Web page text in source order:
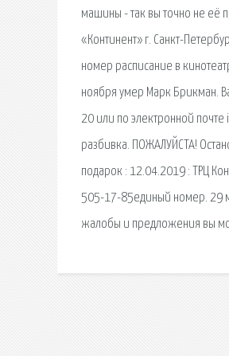
машины - так вы точно не её
«Континент» г. Санкт-
номер расписание в
ноября умер Марк Брикман.
20 или по электронной
разбивка. ПОЖАЛУЙСТА!
подарок : 12.04.2019 : ТРЦ
505-17-85единый номер. 29
жалобы и предложения вы